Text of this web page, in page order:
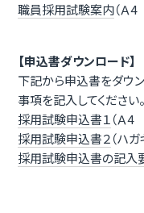
職員採用試験案内（Ａ
【申込書ダウンロード】
下記から申込書をダウ
事項を記入してください。
採用試験申込書１（Ａ4
採用試験申込書２（ハ
採用試験申込書の記入